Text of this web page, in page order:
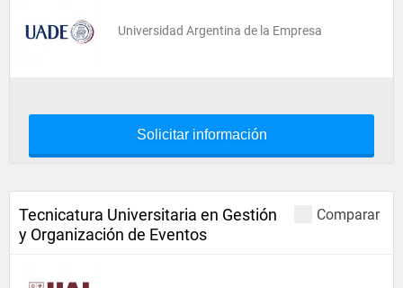
Universidad Argentina de la Empresa
Solicitar información
Comparar
Tecnicatura Universitaria en Gestión
y Organización de Eventos